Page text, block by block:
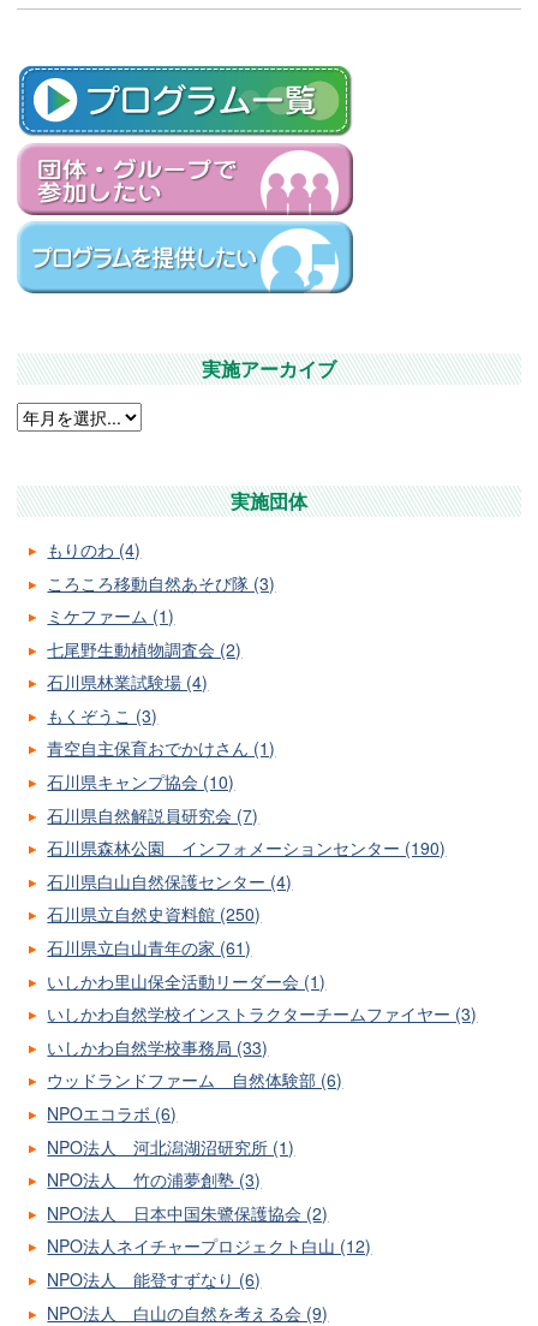
実施アーカイブ
実施団体
もりのわ (4)
ころころ移動自然あそび隊 (3)
ミケファーム (1)
七尾野生動植物調査会 (2)
石川県林業試験場 (4)
もくぞうこ (3)
青空自主保育おでかけさん (1)
石川県キャンプ協会 (10)
石川県自然解説員研究会 (7)
石川県森林公園 インフォメーションセンター (190)
石川県白山自然保護センター (4)
石川県立自然史資料館 (250)
石川県立白山青年の家 (61)
いしかわ里山保全活動リーダー会 (1)
いしかわ自然学校インストラクターチームファイヤー (3)
いしかわ自然学校事務局 (33)
ウッドランドファーム 自然体験部 (6)
NPOエコラボ (6)
NPO法人 河北潟湖沼研究所 (1)
NPO法人 竹の浦夢創塾 (3)
NPO法人 日本中国朱鷺保護協会 (2)
NPO法人ネイチャープロジェクト白山 (12)
NPO法人 能登すずなり (6)
NPO法人 白山の自然を考える会 (9)